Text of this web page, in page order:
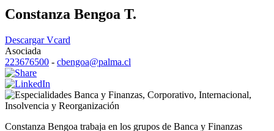
Constanza Bengoa T.
Descargar Vcard
Asociada
223676500 - cbengoa@palma.cl
Banca y Finanzas, Corporativo, Internacional,
Insolvencia y Reorganización
Constanza Bengoa trabaja en los grupos de Banca y Finanzas